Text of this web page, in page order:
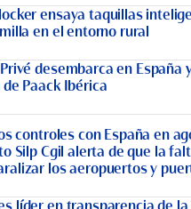
ensaya taquillas
en el entorno rural
desembarca en España
Paack Ibérica
controles con España en
Silp Cgil alerta de que la
los aeropuertos y